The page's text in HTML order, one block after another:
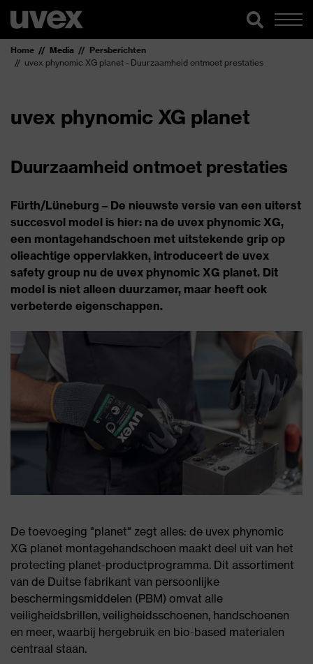
Home Media
Persberichten
uvex phynomic XG planet - Duurzaamheid ontmoet prestaties
uvex phynomic XG planet
Duurzaamheid ontmoet prestaties
Fürth/Lüneburg – De nieuwste versie van een uiterst
succesvol model is hier: na de uvex phynomic XG,
een montagehandschoen met uitstekende grip op
olieachtige oppervlakken, introduceert de uvex
safety group nu de uvex phynomic XG planet. Dit
model is niet alleen duurzamer, maar heeft ook
verbeterde eigenschappen.
De toevoeging "planet" zegt alles: de uvex phynomic
XG planet montagehandschoen maakt deel uit van het
protecting planet-productprogramma. Dit assortiment
van de Duitse fabrikant van persoonlijke
beschermingsmiddelen (PBM) omvat alle
veiligheidsbrillen, veiligheidsschoenen, handschoenen
en meer, waarbij hergebruik en bio-based materialen
centraal staan.